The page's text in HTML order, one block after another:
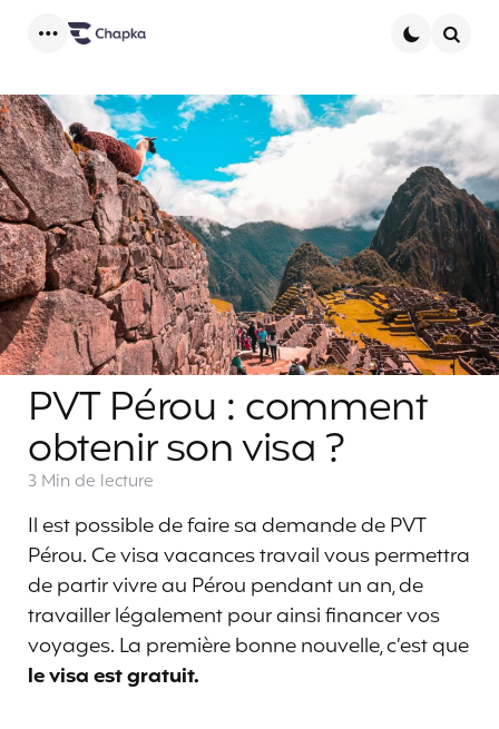
PVT Pérou : comment
obtenir son visa ?
3 Min de lecture
Il est possible de faire sa demande de PVT
Pérou. Ce visa vacances travail vous permettra
de partir vivre au Pérou pendant un an, de
travailler légalement pour ainsi financer vos
voyages. La première bonne nouvelle, c’est que
le visa est gratuit.